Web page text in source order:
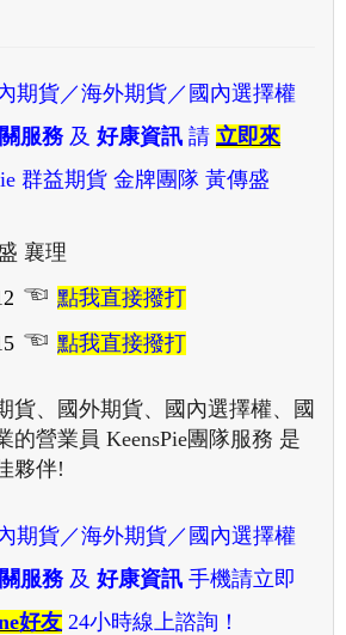
期貨／海外期貨／國內選擇權
服務 及 好康資訊 請 立即來
群益期貨 金牌團隊 黃傳盛
襄理
☜ 點我直接撥打
☜ 點我直接撥打
貨、國外期貨、國內選擇權、國
的營業員 KeensPie團隊服務 是
夥伴!
期貨／海外期貨／國內選擇權
服務 及 好康資訊 手機請立即
好友 24小時線上諮詢！